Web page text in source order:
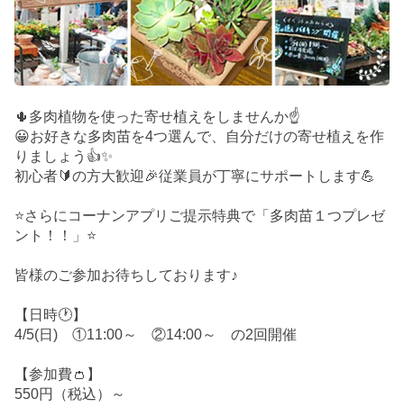
🌵多肉植物を使った寄せ植えをしませんか☝️
😀お好きな多肉苗を4つ選んで、自分だけの寄せ植えを作
りましょう👍✨
初心者🔰の方大歓迎🎉従業員が丁寧にサポートします💪
⭐さらにコーナンアプリご提示特典で「多肉苗１つプレゼ
ント！！」⭐
皆様のご参加お待ちしております♪
【日時🕐】
4/5(日) ①11:00～ ②14:00～ の2回開催
【参加費👛】
550円（税込）～